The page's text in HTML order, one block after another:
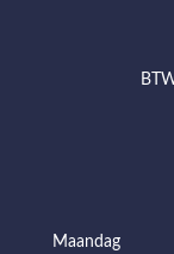
Maandag